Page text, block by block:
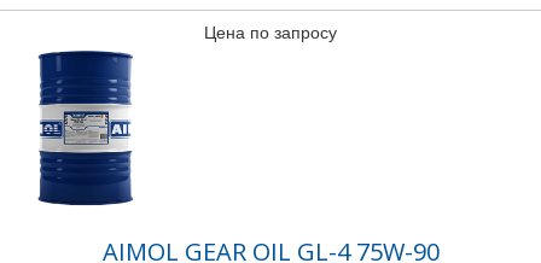
Цена по запросу
AIMOL GEAR OIL GL-4 75W-90